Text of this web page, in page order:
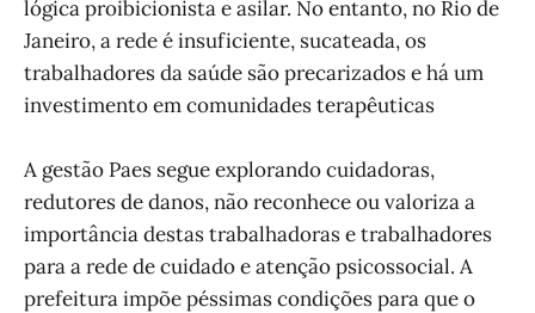
lógica proibicionista e asilar. No entanto, no Rio de
Janeiro, a rede é insuficiente, sucateada, os
trabalhadores da saúde são precarizados e há um
investimento em comunidades terapêuticas
A gestão Paes segue explorando cuidadoras,
redutores de danos, não reconhece ou valoriza a
importância destas trabalhadoras e trabalhadores
para a rede de cuidado e atenção psicossocial. A
prefeitura impõe péssimas condições para que o